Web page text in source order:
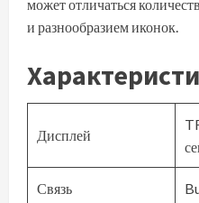
может отличаться
и разнообразием иконок.
Дисплей
Связь